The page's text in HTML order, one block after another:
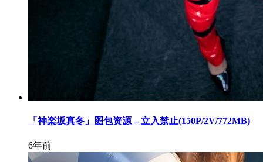
「神楽坂真冬」图包资源 – 立入禁止(150P/2V/772MB)
6年前